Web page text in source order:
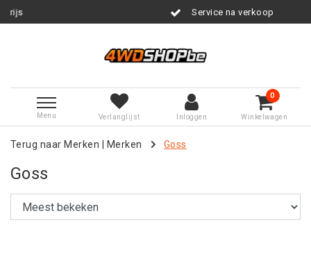
Service na verkoop
Menu Verlanglijst Inloggen
0
Winkelwagen
Terug naar Merken Merken Goss
Goss